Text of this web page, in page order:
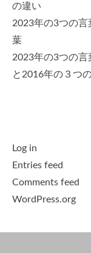
の違い
2023年の3つの言
葉
2023年の3つの言
と2016年の３つ
Log in
Entries feed
Comments feed
WordPress.org